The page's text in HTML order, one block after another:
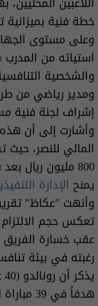
خطة فنية بميزانية تقارب 300
وعلى مستوى
استيائه من المدرب
والشخصية
ومدير رياضي من
إشراف لجنة فنية
وأشارت إلى أن
المالي للنصر، حيث
800 مليون ريال
يمنح الإدارة
وأنهت "عكاظ"
تعكس حجم
عقب خسارة الفريق
رغبته في بيئة
هدفاً في 39 مباراة لعبها بجميع المسابقات.